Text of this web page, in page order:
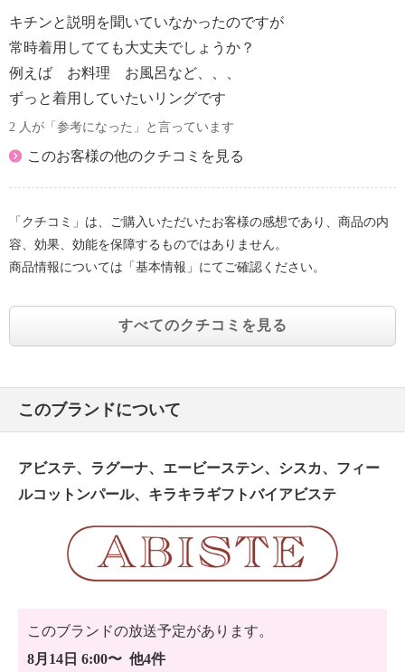
キチンと説明を聞いていなかったのですが
常時着用してても大丈夫でしょうか？
例えば お料理 お風呂など、、、
ずっと着用していたいリングです
2 人が「参考になった」と言っています
このお客様の他のクチコミを見る
「クチコミ」は、ご購入いただいたお客様の感想であり、商品の内
容、効果、効能を保障するものではありません。
商品情報については「基本情報」にてご確認ください。
すべてのクチコミを見る
このブランドについて
アビステ、ラグーナ、エービーステン、シスカ、フィー
ルコットンパール、キラキラギフトバイアビステ
このブランドの放送予定があります。
8月14日 6:00〜 他4件